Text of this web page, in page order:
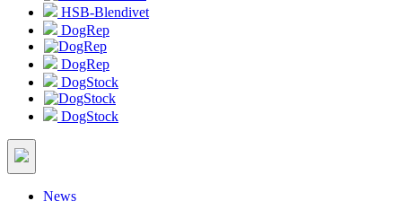
HSB-Blendivet
DogRep
DogRep
DogStock
DogStock
News